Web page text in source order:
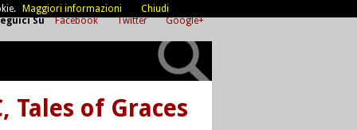
Su Facebook Twitter Google+
Tales of Graces
Maggiori informazioni Chiudi